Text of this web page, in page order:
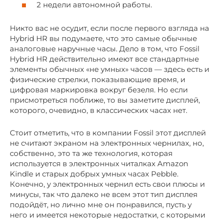
2 недели автономной работы.
Никто вас не осудит, если после первого взгляда на
Hybrid HR вы подумаете, что это самые обычные
аналоговые наручные часы. Дело в том, что Fossil
Hybrid HR действительно имеют все стандартные
элементы обычных «не умных» часов — здесь есть и
физические стрелки, показывающие время, и
цифровая маркировка вокруг безеля. Но если
присмотреться поближе, то вы заметите дисплей,
которого, очевидно, в классических часах нет.
Стоит отметить, что в компании Fossil этот дисплей
не считают экраном на электронных чернилах, но,
собственно, это та же технология, которая
используется в электронных читалках Amazon
Kindle и старых добрых умных часах Pebble.
Конечно, у электронных чернил есть свои плюсы и
минусы, так что далеко не всем этот тип дисплея
подойдёт, но лично мне он понравился, пусть у
него и имеется некоторые недостатки, с которыми